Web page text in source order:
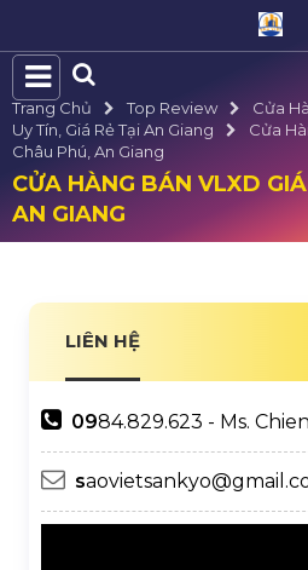
Trang Chủ Top Review
Cửa
Uy Tín, Giá Rẻ Tại An Giang
Cửa
Châu Phú, An Giang
CỬA HÀNG BÁN VLXD
AN GIANG
LIÊN HỆ
0984.829.623 - Ms. Chien
s